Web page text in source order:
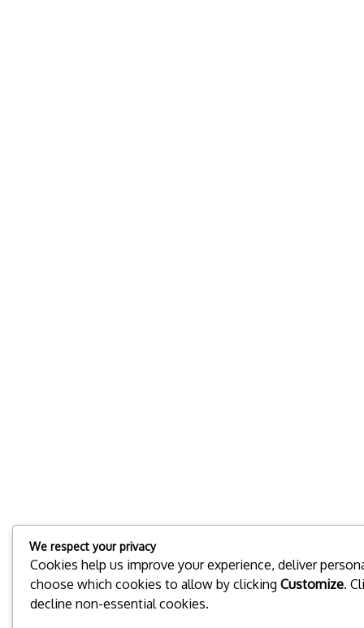
We respect your privacy
Cookies help us improve your experience, deliver
choose which cookies to allow by clicking Customize.
decline non-essential cookies.